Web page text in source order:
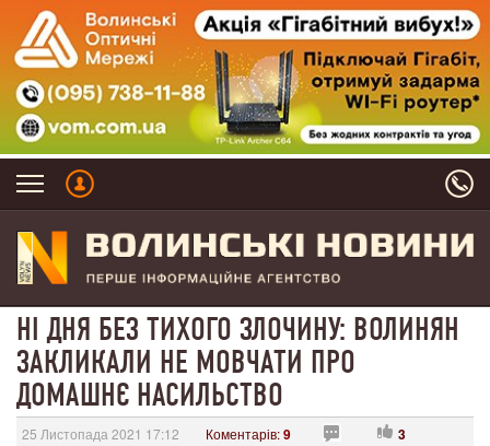
НІ ДНЯ БЕЗ ТИХОГО ЗЛОЧИНУ: ВОЛИНЯН
ЗАКЛИКАЛИ НЕ МОВЧАТИ ПРО
ДОМАШНЄ НАСИЛЬСТВО
25 Листопада 2021 17:12 Коментарів:9 3